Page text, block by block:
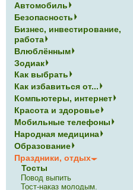
Автомобиль
Безопасность
Бизнес, инвестирование,
работа
Влюблённым
Зодиак
Как выбрать
Как избавиться от...
Компьютеры, интернет
Красота и здоровье
Мобильные телефоны
Народная медицина
Образование
Праздники, отдых
Тосты
Повод выпить
Тост-наказ молодым.